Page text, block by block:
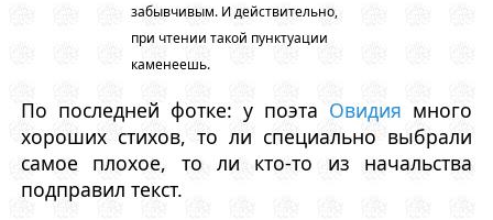
забывчивым. И действительно,
при чтении такой пунктуации
каменеешь.
По последней фотке: у поэта Овидия много
хороших стихов, то ли специально выбрали
самое плохое, то ли кто-то из начальства
подправил текст.